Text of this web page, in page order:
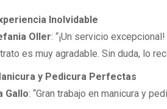
Inolvidable
Oller: “¡Un servicio
es muy agradable. Sin duda, lo
y Pedicura Perfectas
Gallo: “Gran trabajo en manicura y